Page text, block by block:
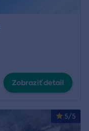
Zobraziť detail
5/5